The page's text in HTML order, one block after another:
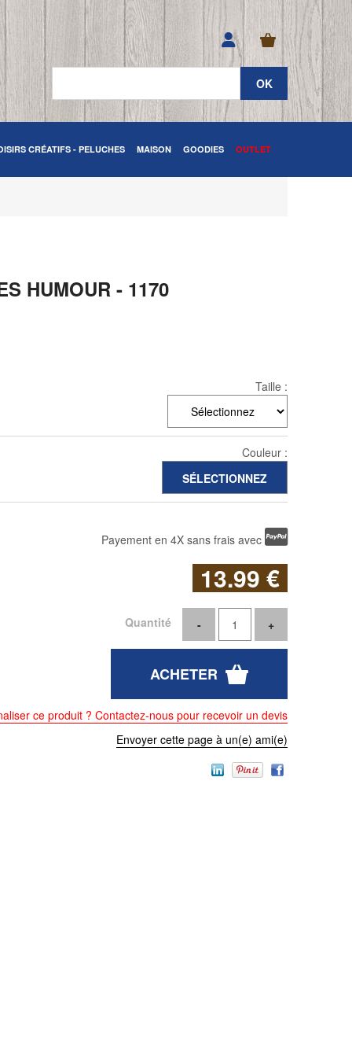
CRÉATIFS - PELUCHES MAISON GOODIES OUTLET
HUMOUR - 1170
Taille :
Couleur :
Payement en 4X sans frais avec
13.99 €
Quantité
ce produit ? Contactez-nous pour recevoir un devis
Envoyer cette page à un(e) ami(e)